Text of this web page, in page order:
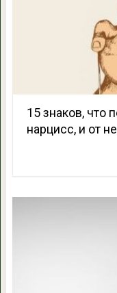
15 знаков, что
нарцисс, и от